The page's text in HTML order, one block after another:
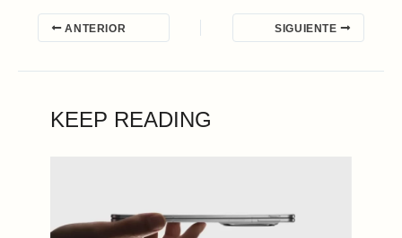
ANTERIOR SIGUIENTE
KEEP READING